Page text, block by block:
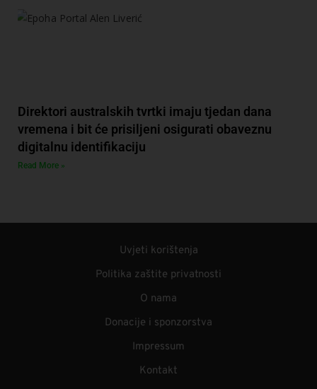
Direktori australskih tvrtki imaju tjedan dana
vremena i bit će prisiljeni osigurati obaveznu
digitalnu identifikaciju
Read More »
Uvjeti korištenja
Politika zaštite privatnosti
O nama
Donacije i sponzorstva
Impressum
Kontakt